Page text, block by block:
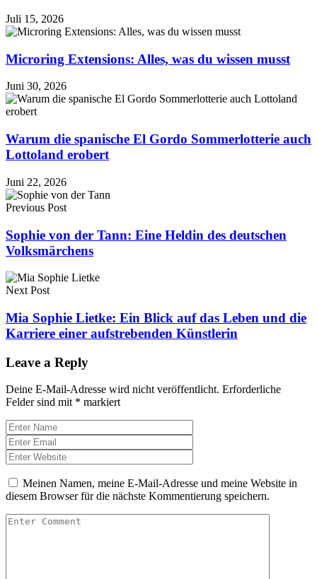
Juli 15, 2026
Microring Extensions: Alles, was du wissen musst
Juni 30, 2026
Warum die spanische El Gordo Sommerlotterie auch
Lottoland erobert
Juni 22, 2026
Previous Post
Sophie von der Tann: Eine Heldin des deutschen
Volksmärchens
Next Post
Mia Sophie Lietke: Ein Blick auf das Leben und die
Karriere einer aufstrebenden Künstlerin
Leave a Reply
Deine E-Mail-Adresse wird nicht veröffentlicht. Erforderliche
Felder sind mit * markiert
Meinen Namen, meine E-Mail-Adresse und meine Website in
diesem Browser für die nächste Kommentierung speichern.